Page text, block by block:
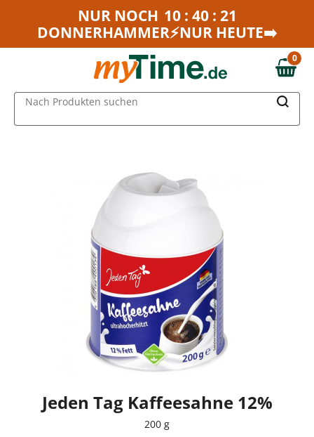
Zum Hauptinhalt springen
Zur Navigation springen
NUR NOCH 10 : 40 : 21
DONNERHAMMER⚡NUR HEUTE➡️
0,00 €
0
Nach Produkten suchen
Jeden Tag Kaffeesahne 12%
200 g